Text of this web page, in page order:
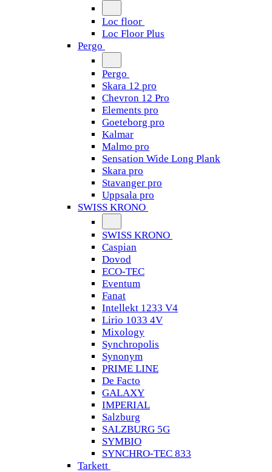
Loc floor
Loc Floor Plus
Pergo
Pergo
Skara 12 pro
Chevron 12 Pro
Elements pro
Goeteborg pro
Kalmar
Malmo pro
Sensation Wide Long Plank
Skara pro
Stavanger pro
Uppsala pro
SWISS KRONO
SWISS KRONO
Caspian
Dovod
ECO-TEC
Eventum
Fanat
Intellekt 1233 V4
Lirio 1033 4V
Mixology
Synchropolis
Synonym
PRIME LINE
De Facto
GALAXY
IMPERIAL
Salzburg
SALZBURG 5G
SYMBIO
SYNCHRO-TEC 833
Tarkett